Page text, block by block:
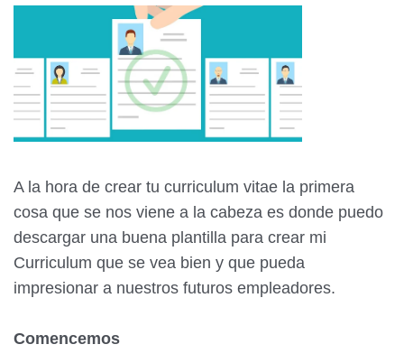
A la hora de crear tu curriculum vitae la primera
cosa que se nos viene a la cabeza es donde puedo
descargar una buena plantilla para crear mi
Curriculum que se vea bien y que pueda
impresionar a nuestros futuros empleadores.
Comencemos